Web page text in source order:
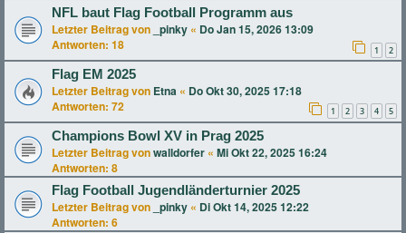
NFL baut Flag Football Programm aus
Letzter Beitrag von _pinky « Do Jan 15, 2026 13:09
Antworten: 18 1 2
Flag EM 2025
Letzter Beitrag von Etna « Do Okt 30, 2025 17:18
Antworten: 72 1 2 3 4 5
Champions Bowl XV in Prag 2025
Letzter Beitrag vonwalldorfer « Mi Okt 22, 2025 16:24
Antworten: 8
Flag Football Jugendländerturnier 2025
Letzter Beitrag von _pinky « Di Okt 14, 2025 12:22
Antworten: 6